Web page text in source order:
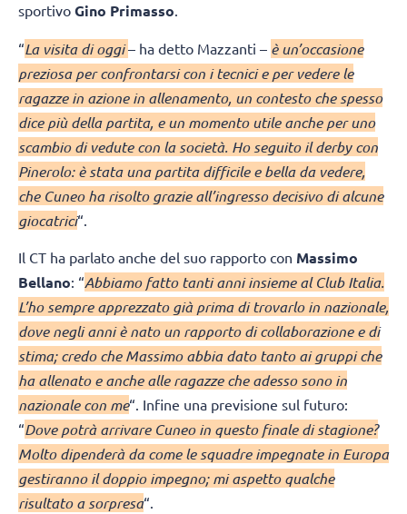
sportivo Gino Primasso.
“La visita di oggi– ha detto Mazzanti – è un’occasione
preziosa per confrontarsi con i tecnici e per vedere le
ragazze in azione in allenamento, un contesto che spesso
dice più della partita, e un momento utile anche per uno
scambio di vedute con la società. Ho seguito il derby con
Pinerolo: è stata una partita difficile e bella da vedere,
che Cuneo ha risolto grazie all’ingresso decisivo di alcune
giocatrici“.
Il CT ha parlato anche del suo rapporto con Massimo
Bellano: “Abbiamo fatto tanti anni insieme al Club Italia.
L’ho sempre apprezzato già prima di trovarlo in nazionale,
dove negli anni è nato un rapporto di collaborazione e di
stima; credo che Massimo abbia dato tanto ai gruppi che
ha allenato e anche alle ragazze che adesso sono in
nazionale con me“. Infine una previsione sul futuro:
“Dove potrà arrivare Cuneo in questo finale di stagione?
Molto dipenderà da come le squadre impegnate in Europa
gestiranno il doppio impegno; mi aspetto qualche
risultato a sorpresa“.